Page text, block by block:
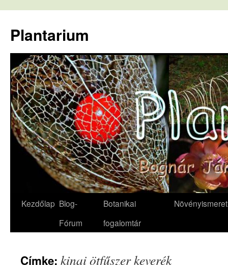
tartalomba
Plantarium
Kezdőlap Blog-
Fórum
Botanikai
fogalomtár
Növényismeret
Címke: kinai ötfűszer keverék